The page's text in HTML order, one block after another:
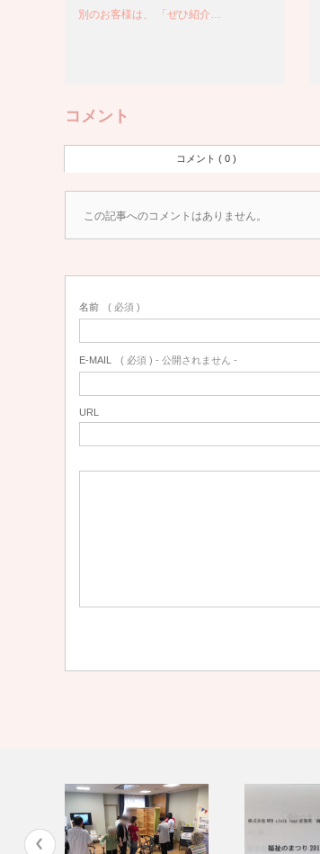
別のお客様は、 「ぜひ紹介…
コメント
コメント ( 0 )
この記事へのコメントはありません。
名前 ( 必須 )
E-MAIL ( 必須 ) - 公開されません -
URL